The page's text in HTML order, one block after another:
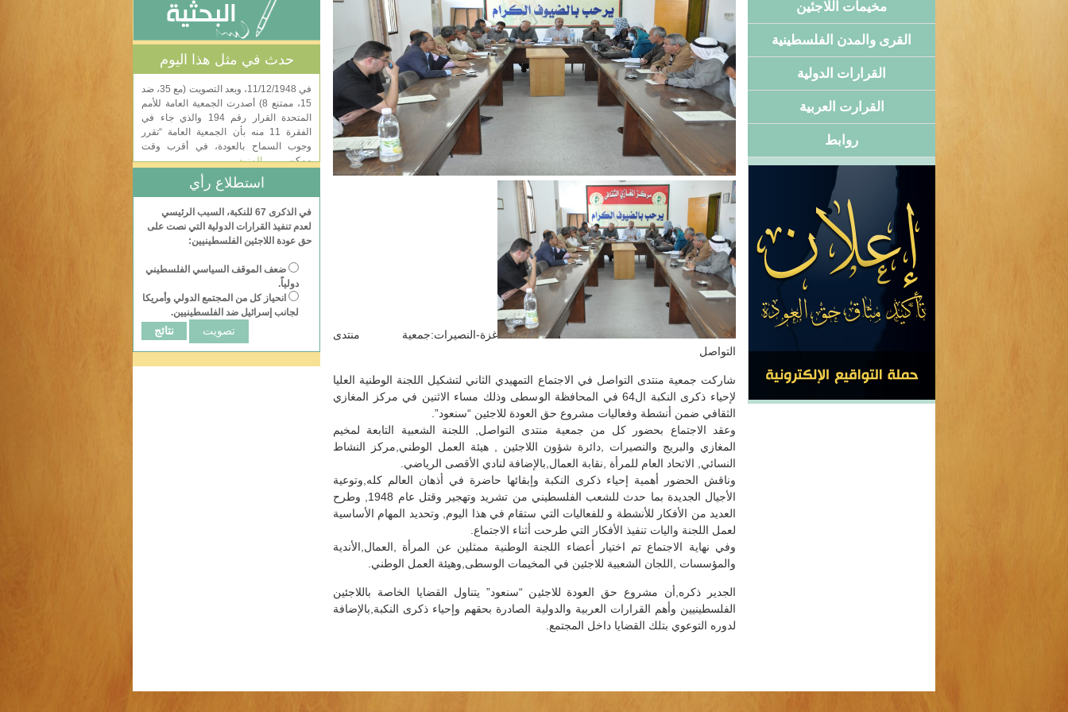
مخيمات اللاجئين
القرى والمدن الفلسطينية
القرارات الدولية
القرارت العربية
روابط
غزة-النصيرات:جمعية منتدى
التواصل
شاركت جمعية منتدى التواصل في الاجتماع التمهيدي الثاني لتشكيل اللجنة الوطنية العليا
لإحياء ذكرى النكبة ال64 في المحافظة الوسطى وذلك مساء الاثنين في مركز المغازي
الثقافي ضمن أنشطة وفعاليات مشروع حق العودة للاجئين “سنعود”.
وعقد الاجتماع بحضور كل من جمعية منتدى التواصل, اللجنة الشعبية التابعة لمخيم
المغازي والبريج والنصيرات ,دائرة شؤون اللاجئين , هيئة العمل الوطني,مركز النشاط
النسائي, الاتحاد العام للمرأة ,نقابة العمال,بالإضافة لنادي الأقصى الرياضي.
وناقش الحضور أهمية إحياء ذكرى النكبة وإبقائها حاضرة في أذهان العالم كله,وتوعية
الأجيال الجديدة بما حدث للشعب الفلسطيني من تشريد وتهجير وقتل عام 1948, وطرح
العديد من الأفكار للأنشطة و للفعاليات التي ستقام في هذا اليوم, وتحديد المهام الأساسية
لعمل اللجنة واليات تنفيذ الأفكار التي طرحت أثناء الاجتماع.
وفي نهاية الاجتماع تم اختيار أعضاء اللجنة الوطنية ممثلين عن المرأة ,العمال,الأندية
والمؤسسات ,اللجان الشعبية للاجئين في المخيمات الوسطى,وهيئة العمل الوطني.
الجدير ذكره,أن مشروع حق العودة للاجئين “سنعود” يتناول القضايا الخاصة باللاجئين
الفلسطينيين وأهم القرارات العربية والدولية الصادرة بحقهم وإحياء ذكرى النكبة,بالإضافة
لدوره التوعوي بتلك القضايا داخل المجتمع.
حدث في مثل هذا اليوم
في 11/12/1948، وبعد التصويت (مع 35، ضد
15، ممتنع 8) أصدرت الجمعية العامة للأمم
المتحدة القرار رقم 194 والذي جاء في
الفقرة 11 منه بأن الجمعية العامة “تقرر
وجوب السماح بالعودة، في أقرب وقت
ممكن …… المزيد
تبنت الأمم المتحدة في العاشر من ديسمبر
1948 في قصر شايو في باريس الإعلان
مادة ويخطط رأي الجمعية العامة بشأن
حقوق الإنسان المكفولة لجميع الناس. يعتبر
الإعلان العالمي …
… المزيد
في الثامن من ديسمبر/ كانون أول 1949
تأسست وكالة الأمم المتحدة لغوث وتشغيل
اللاجئين الفلسطينيين (الأونروا) لتعمل
كوكالة مخصصة ومؤقتة، على أن تجدد ولايتها
كل ثلاث سنوات لغاية إيجاد …… المزيد
استطلاع رأي
في الذكرى 67 للنكبة، السبب الرئيسي
لعدم تنفيذ القرارات الدولية التي نصت على
حق عودة اللاجئين الفلسطينيين:
ضعف الموقف السياسي الفلسطيني
دولياً.
انحياز كل من المجتمع الدولي وأمريكا
لجانب إسرائيل ضد الفلسطينيين.
نتائج